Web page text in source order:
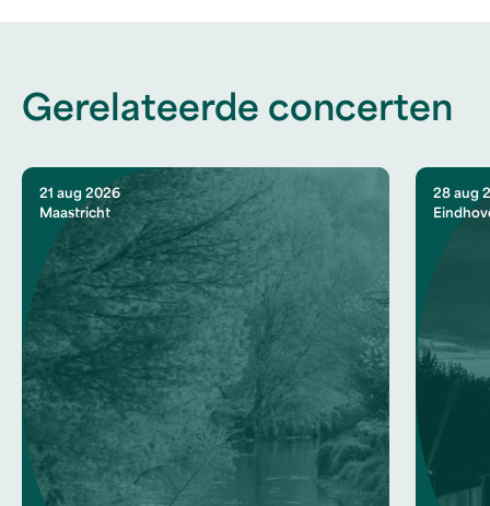
Gerelateerde concerten
21 aug 2026
Maastricht
28 aug